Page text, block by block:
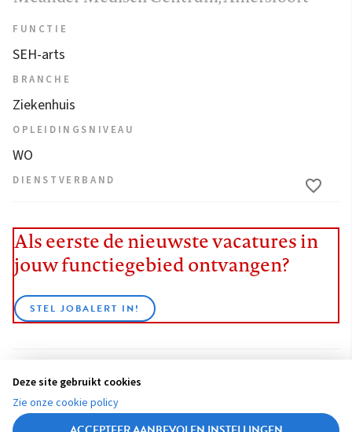
FUNCTIE
SEH-arts
BRANCHE
Ziekenhuis
OPLEIDINGSNIVEAU
WO
DIENSTVERBAND
Als eerste de nieuwste vacatures in
jouw functiegebied ontvangen?
STEL JOBALERT IN!
BEKIJK ALLE VACATURES
Deze site gebruikt cookies
Zie onze cookie policy